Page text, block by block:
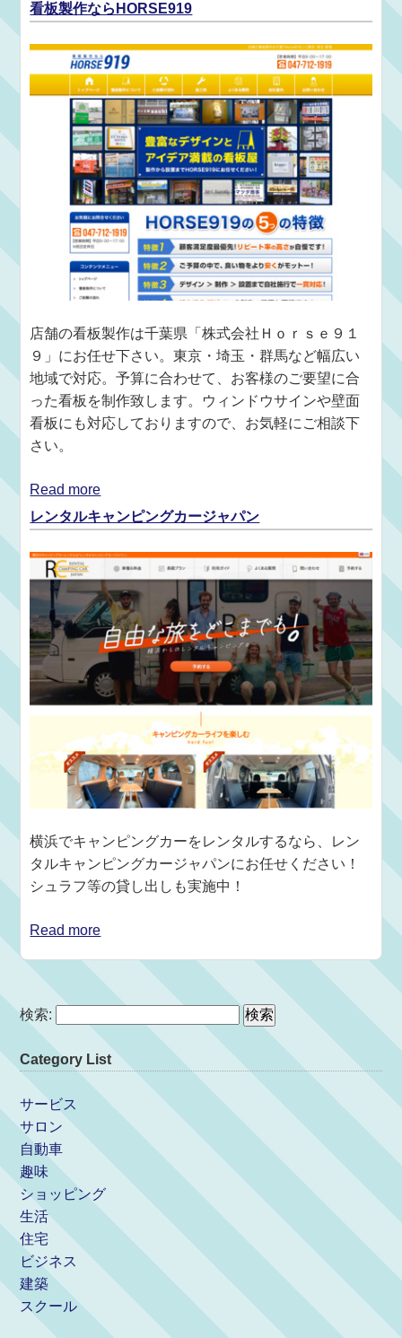
看板製作ならHORSE919
店舗の看板製作は千葉県「株式会社Ｈｏｒｓｅ９１
９」にお任せ下さい。東京・埼玉・群馬など幅広い
地域で対応。予算に合わせて、お客様のご要望に合
った看板を制作致します。ウィンドウサインや壁面
看板にも対応しておりますので、お気軽にご相談下
さい。
Read more
レンタルキャンピングカージャパン
横浜でキャンピングカーをレンタルするなら、レン
タルキャンピングカージャパンにお任せください！
シュラフ等の貸し出しも実施中！
Read more
検索:
Category List
サービス
サロン
自動車
趣味
ショッピング
生活
住宅
ビジネス
建築
スクール